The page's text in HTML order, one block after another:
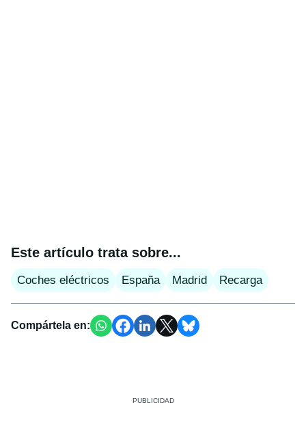
Este artículo trata sobre...
Coches eléctricos España Madrid Recarga
Compártela en: